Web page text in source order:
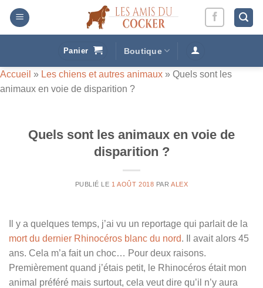
Passer
contenu
Panier Boutique
Accueil » Les chiens et autres animaux » Quels sont les
animaux en voie de disparition ?
Quels sont les animaux en voie de
disparition ?
PUBLIÉ LE 1 AOÛT 2018 PARALEX
Il y a quelques temps, j’ai vu un reportage qui parlait de la
mort du dernier Rhinocéros blanc du nord. Il avait alors 45
ans. Cela m’a fait un choc… Pour deux raisons.
Premièrement quand j’étais petit, le Rhinocéros était mon
animal préféré mais surtout, cela veut dire qu’il n’y aura